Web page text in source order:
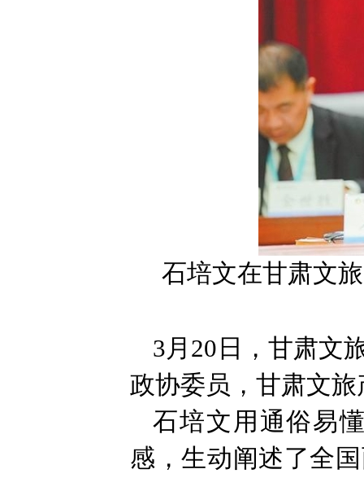
石培文在甘肃文
3月20日，甘肃文
政协委员，甘肃文
石培文用通俗易
感，生动阐述了全